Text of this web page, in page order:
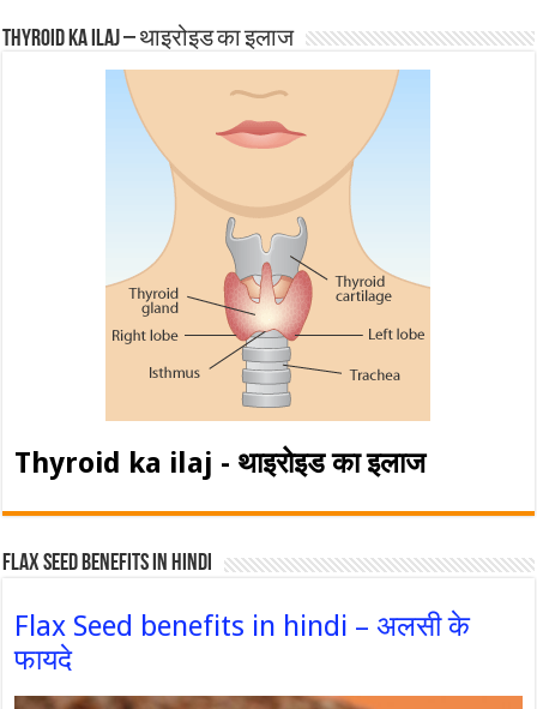
Thyroid ka ilaj – थाइरोइड का इलाज
Thyroid ka ilaj - थाइरोइड का इलाज
Flax Seed Benefits in hindi
Flax Seed benefits in hindi – अलसी के
फायदे